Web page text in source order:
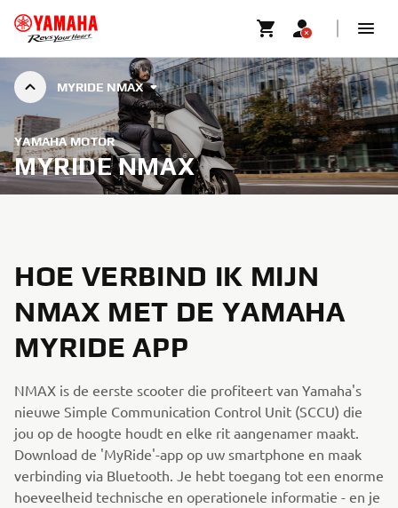
MYRIDE NMAX
YAMAHA MOTOR
MYRIDE NMAX
HOE VERBIND IK MIJN
NMAX MET DE YAMAHA
MYRIDE APP
NMAX is de eerste scooter die profiteert van Yamaha's
nieuwe Simple Communication Control Unit (SCCU) die
jou op de hoogte houdt en elke rit aangenamer maakt.
Download de 'MyRide'-app op uw smartphone en maak
verbinding via Bluetooth. Je hebt toegang tot een enorme
hoeveelheid technische en operationele informatie - en je